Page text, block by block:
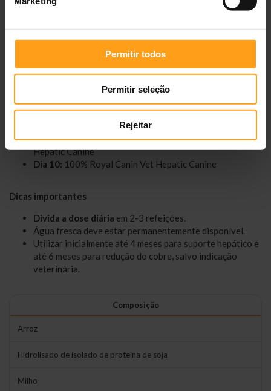
Permitir todos
Permitir seleção
Rejeitar
Como fazer a transição
75% ração antiga + 25% Royal Canin Vet
Hepatic Canine
Dias 4-6:50% ração antiga + 50% Royal Canin Vet
Dias 7-9:25% ração antiga + 75% Royal Canin Vet
Hepatic Canine
Dia 10: 100% Royal Canin Vet Hepatic Canine
Dicas importantes
Divida a dose diária em 2-3 refeições.
Água fresca deve estar permanentemente disponível.
Utilizar inicialmente até 4 meses para suporte hepático e
até 6 meses para redução do cobre, salvo indicação
veterinária.
Composição
Arroz
Hidrolisado de isolado de proteína de soja
Milho